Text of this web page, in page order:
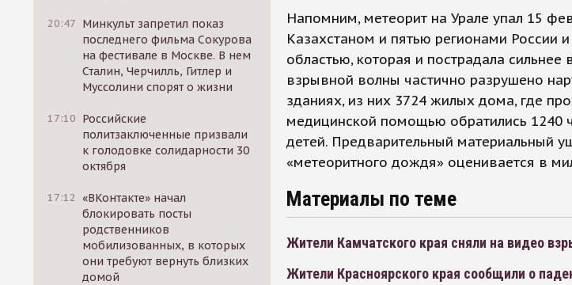
20:47 Минкульт запретил показ
последнего фильма Сокурова
на фестивале в Москве. В нем
Сталин, Черчилль, Гитлер и
Муссолини спорят о жизни
17:10 Российские
политзаключенные призвали
к голодовке солидарности 30
октября
17:12 «ВКонтакте» начал
блокировать посты
родственников
мобилизованных, в которых
они требуют вернуть близких
домой
Напомним, метеорит на Урале упал 15
Казахстаном и пятью регионами России
областью, которая и пострадала
взрывной волны частично разрушено
зданиях, из них 3724 жилых дома, где
медицинской помощью обратились 1240
детей. Предварительный материальный
«метеоритного дождя» оценивается в
Материалы по теме
Жители Камчатского края сняли на видео
Жители Красноярского края сообщили о